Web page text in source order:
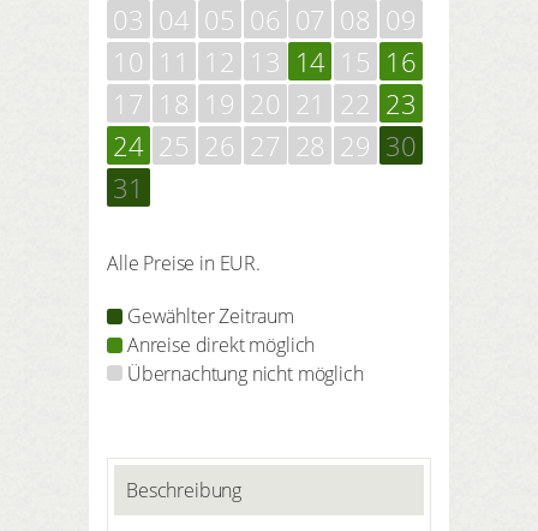
03 04 05 06 07 08 09
10 11 12 13 14 15 16
17 18 19 20 21 22 23
24 25 26 27 28 29 30
31
Alle Preise in EUR.
Gewählter Zeitraum
Anreise direkt möglich
Übernachtung nicht möglich
Beschreibung